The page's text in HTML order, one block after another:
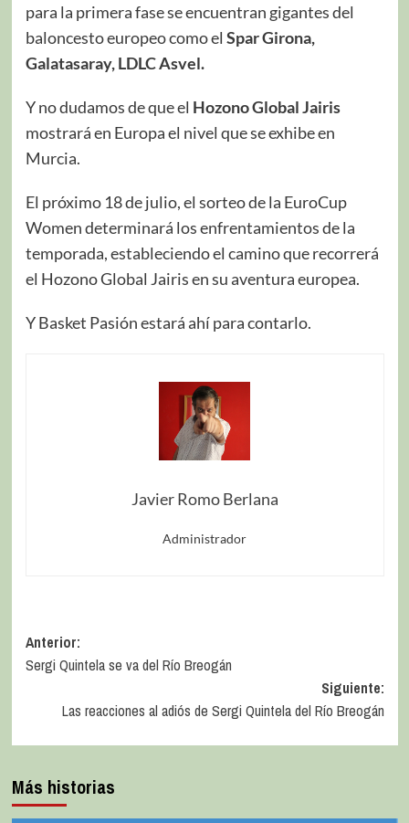
para la primera fase se encuentran gigantes del
baloncesto europeo como el Spar Girona,
Galatasaray, LDLC Asvel.
Y no dudamos de que el Hozono Global Jairis
mostrará en Europa el nivel que se exhibe en
Murcia.
El próximo 18 de julio, el sorteo de la EuroCup
Women determinará los enfrentamientos de la
temporada, estableciendo el camino que recorrerá
el Hozono Global Jairis en su aventura europea.
Y Basket Pasión estará ahí para contarlo.
Javier Romo Berlana
Administrador
Anterior:
Sergi Quintela se va del Río Breogán
Siguiente:
Las reacciones al adiós de Sergi Quintela del Río Breogán
Más historias